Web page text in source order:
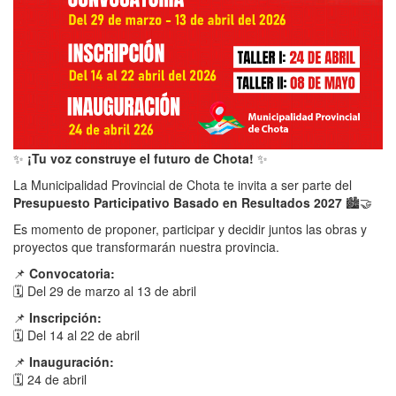
✨ ¡Tu voz construye el futuro de Chota! ✨
La Municipalidad Provincial de Chota te invita a ser parte del
Presupuesto Participativo Basado en Resultados 2027 🏙️🤝
Es momento de proponer, participar y decidir juntos las obras y
proyectos que transformarán nuestra provincia.
📌 Convocatoria:
🗓️ Del 29 de marzo al 13 de abril
📌 Inscripción:
🗓️ Del 14 al 22 de abril
📌 Inauguración:
🗓️ 24 de abril